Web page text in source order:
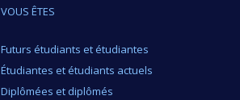
VOUS ÊTES
Futurs étudiants et étudiantes
Étudiantes et étudiants actuels
Diplômées et diplômés